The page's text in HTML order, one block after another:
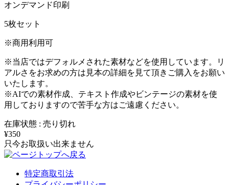
オンデマンド印刷
5枚セット
※商用利用可
※当店ではデフォルメされた素材などを使用しています。リ
アルさをお求めの方は見本の詳細を見て頂きご購入をお願い
いたします。
※AIでの素材作成、テキスト作成やビンテージの素材を使
用しておりますので苦手な方はご遠慮ください。
在庫状態 : 売り切れ
¥350
只今お取扱い出来ません
特定商取引法